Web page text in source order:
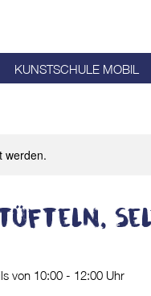
KUNSTSCHULE MOBIL
werden.
von 10:00 - 12:00 Uhr